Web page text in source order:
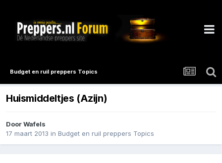
Budget en ruil preppers Topics
Huismiddeltjes (Azijn)
DoorWafels
17 maart 2013 in Budget en ruil preppers Topics